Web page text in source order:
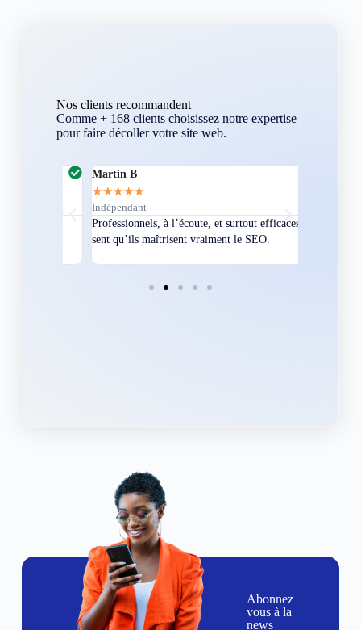
Nos clients recommandent
Comme + 168 clients choisissez notre expertise
pour faire décoller votre site web.
Martin B
★★★
Indépendant
Professionnels, à l’écoute, et surtout efficaces. On
sent qu’ils maîtrisent vraiment le SEO.
Abonnez
vous à la
news